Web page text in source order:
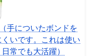
手についたボンドを
いです。これは使い
常でも大活躍）